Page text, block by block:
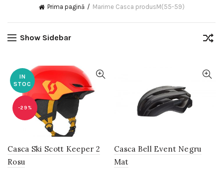
Prima pagină Marime Casca produsM(55-59)
Show Sidebar
-29%
IN
STOC
Casca Ski Scott Keeper 2
Rosu
Casca Bell Event Negru
Mat